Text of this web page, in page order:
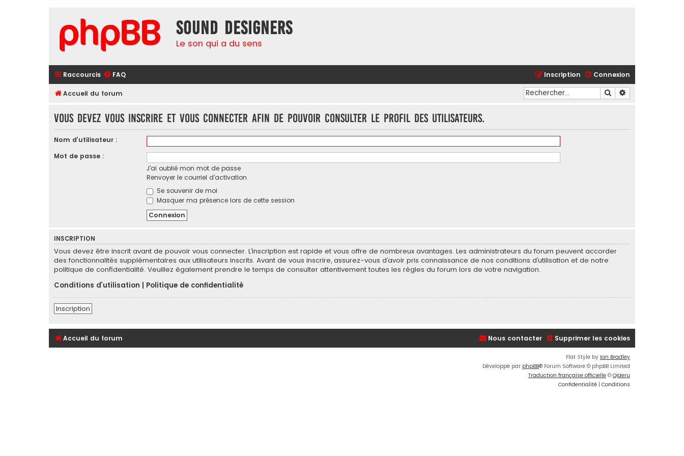
Sound Designers
Le son qui a du sens
Raccourcis FAQ Connexion
Inscription
Accueil du forum Rechercher
Vous devez vous inscrire et vous connecter afin de pouvoir consulter le profil des utilisateurs.
Nom d’utilisateur :
Mot de passe :
J’ai oublié mon mot de passe
Renvoyer le courriel d’activation
Se souvenir de moi
Masquer ma présence lors de cette session
INSCRIPTION
Vous devez être inscrit avant de pouvoir vous connecter. L’inscription est rapide et vous offre de nombreux avantages. Les administrateurs du forum peuvent accorder
des fonctionnalités supplémentaires aux utilisateurs inscrits. Avant de vous inscrire, assurez-vous d’avoir pris connaissance de nos conditions d’utilisation et de notre
politique de confidentialité. Veuillez également prendre le temps de consulter attentivement toutes les règles du forum lors de votre navigation.
Conditions d’utilisation
Politique de confidentialité
Inscription
Accueil du forum Supprimer les cookies
Nous contacter
Flat Style by Ian Bradley
Développé par phpBB® Forum Software © phpBB Limited
Traduction française officielle © Qiaeru
Confidentialité | Conditions